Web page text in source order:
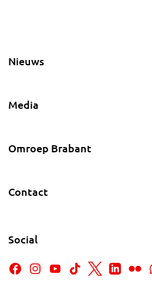
Nieuws
Media
Omroep Brabant
Contact
Social